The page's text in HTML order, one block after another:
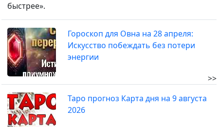
быстрее».
Гороскоп для Овна на 28 апреля:
Искусство побеждать без потери
энергии
>>
Таро прогноз Карта дня на 9 августа
2026